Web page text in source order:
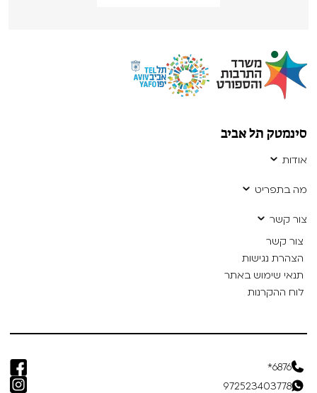
סינמטק תל אביב
אודות
מה בתפריט
צור קשר
צור קשר
הצהרת נגישות
תנאי שימוש באתר
לוח ההקרנות
6876*
972523403778